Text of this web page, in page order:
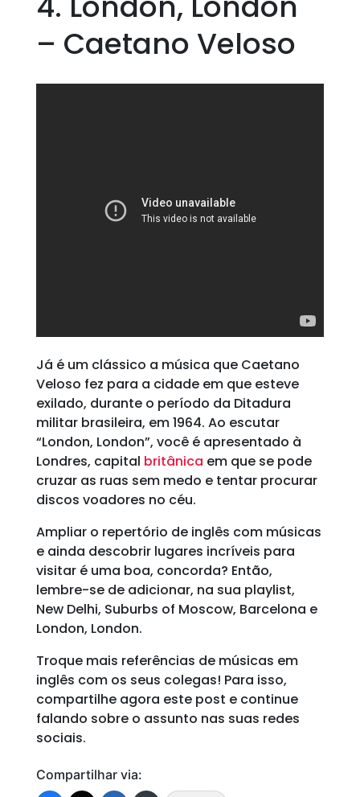
– Caetano Veloso
Já é um clássico a música que Caetano
Veloso fez para a cidade em que esteve
exilado, durante o período da Ditadura
militar brasileira, em 1964. Ao escutar
“London, London”, você é apresentado à
Londres, capital britânica em que se pode
cruzar as ruas sem medo e tentar procurar
discos voadores no céu.
Ampliar o repertório de inglês com músicas
e ainda descobrir lugares incríveis para
visitar é uma boa, concorda? Então,
lembre-se de adicionar, na sua playlist,
New Delhi, Suburbs of Moscow, Barcelona e
London, London.
Troque mais referências de músicas em
inglês com os seus colegas! Para isso,
compartilhe agora este post e continue
falando sobre o assunto nas suas redes
sociais.
Compartilhar via: